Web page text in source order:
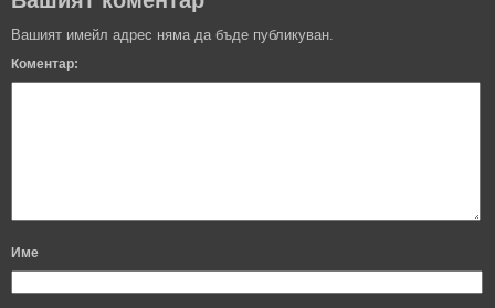
Вашият имейл адрес няма да бъде публикуван.
Коментар:
Име